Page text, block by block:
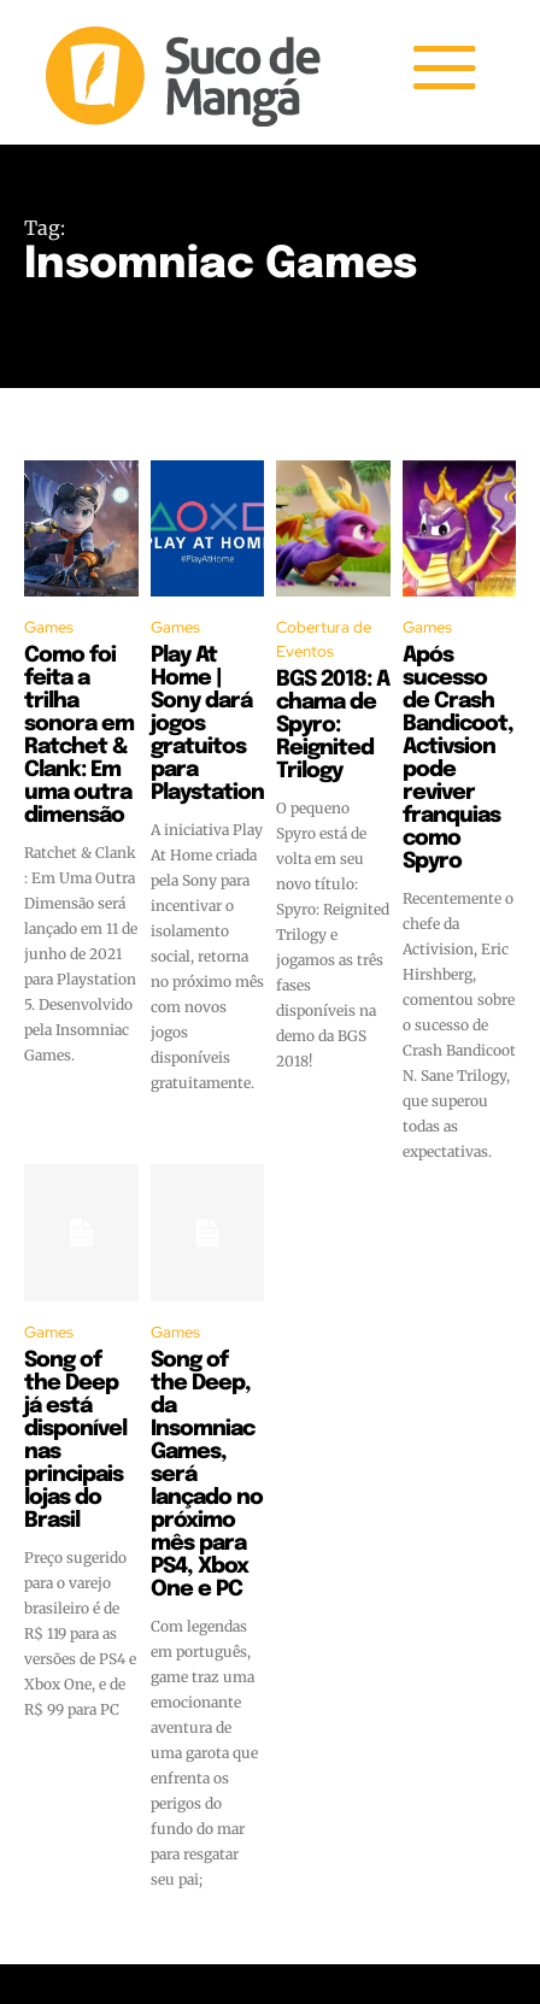
Tag:
Insomniac Games
Games
Como foi
feita a
trilha
sonora em
Ratchet &
Clank: Em
uma outra
dimensão
Ratchet & Clank
: Em Uma Outra
Dimensão será
lançado em 11 de
junho de 2021
para Playstation
5. Desenvolvido
pela Insomniac
Games.
Games
Play At
Home |
Sony dará
jogos
gratuitos
para
Playstation
A iniciativa Play
At Home criada
pela Sony para
incentivar o
isolamento
social, retorna
no próximo mês
com novos
jogos
disponíveis
gratuitamente.
Cobertura de
Eventos
BGS 2018: A
chama de
Spyro:
Reignited
Trilogy
O pequeno
Spyro está de
volta em seu
novo título:
Spyro: Reignited
Trilogy e
jogamos as três
fases
disponíveis na
demo da BGS
2018!
Games
Após
sucesso
de Crash
Bandicoot,
Activsion
pode
reviver
franquias
como
Spyro
Recentemente o
chefe da
Activision, Eric
Hirshberg,
comentou sobre
o sucesso de
Crash Bandicoot
N. Sane Trilogy,
que superou
todas as
expectativas.
Games
Song of
the Deep
já está
disponível
nas
principais
lojas do
Brasil
Preço sugerido
para o varejo
brasileiro é de
R$ 119 para as
versões de PS4 e
Xbox One, e de
R$ 99 para PC
Games
Song of
the Deep,
da
Insomniac
Games,
será
lançado no
próximo
mês para
PS4, Xbox
One e PC
Com legendas
em português,
game traz uma
emocionante
aventura de
uma garota que
enfrenta os
perigos do
fundo do mar
para resgatar
seu pai;